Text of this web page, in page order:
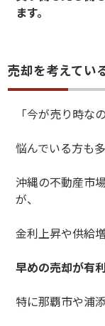
ます。
売却を考えてい
「今が売り時な
悩んでいる方も
沖縄の不動産市
が、
金利上昇や供給
早めの売却が有利
特に那覇市や浦